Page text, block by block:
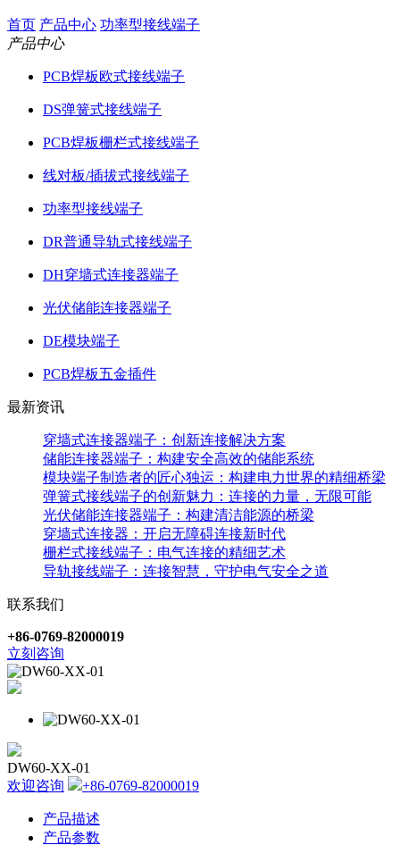
首页 产品中心 功率型接线端子
产品中心
PCB焊板欧式接线端子
DS弹簧式接线端子
PCB焊板栅栏式接线端子
线对板/插拔式接线端子
功率型接线端子
DR普通导轨式接线端子
DH穿墙式连接器端子
光伏储能连接器端子
DE模块端子
PCB焊板五金插件
最新资讯
穿墙式连接器端子：创新连接解决方案
储能连接器端子：构建安全高效的储能系统
模块端子制造者的匠心独运：构建电力世界的精细桥梁
弹簧式接线端子的创新魅力：连接的力量，无限可能
光伏储能连接器端子：构建清洁能源的桥梁
穿墙式连接器：开启无障碍连接新时代
栅栏式接线端子：电气连接的精细艺术
导轨接线端子：连接智慧，守护电气安全之道
联系我们
+86-0769-82000019
立刻咨询
DW60-XX-01
欢迎咨询
+86-0769-82000019
产品描述
产品参数